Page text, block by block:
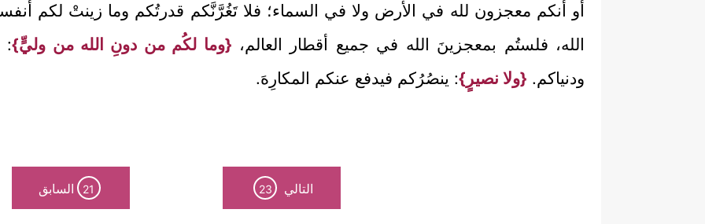
أو أنكم معجزون لله في الأرض ولا في السماء؛ فلا تَغُرَّنَّكم قدرتُكم وما زينتْ لكم
الله، فلستُم بمعجزينَ الله في جميع أقطار العالم، {وما لكُم من دونِ الله من وليٍّ}:
ودنياكم. {ولا نصيرٍ}: ينصُرُكم فيدفع عنكم المكارِهَ.
التالي 23
21 السابق